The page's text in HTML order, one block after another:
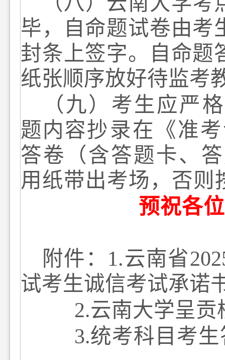
毕，自命题试卷由考
封条上签字。自命题
纸张顺序放好待监考
（ 九） 考生应严
题内容抄录在《准
答卷（含答题卡、
用纸带出考场，否则
预祝各
附件： 1.云南省
试考生诚信考试承诺
2.云南大学呈贡
3.统考科目考